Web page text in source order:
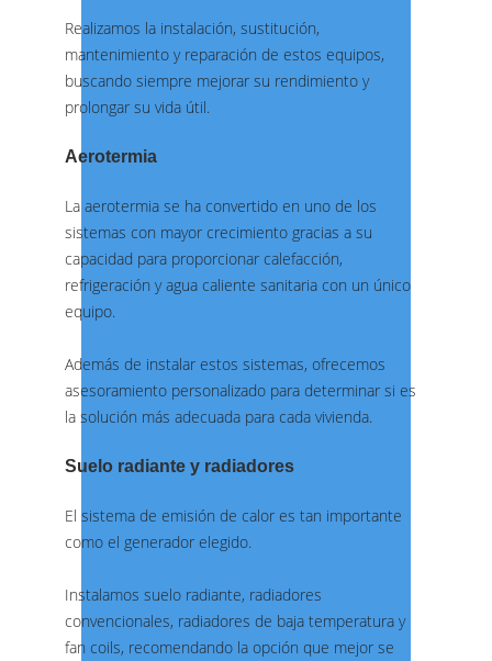
Realizamos la instalación, sustitución,
mantenimiento y reparación de estos equipos,
buscando siempre mejorar su rendimiento y
prolongar su vida útil.
Aerotermia
La aerotermia se ha convertido en uno de los
sistemas con mayor crecimiento gracias a su
capacidad para proporcionar calefacción,
refrigeración y agua caliente sanitaria con un único
equipo.
Además de instalar estos sistemas, ofrecemos
asesoramiento personalizado para determinar si es
la solución más adecuada para cada vivienda.
Suelo radiante y radiadores
El sistema de emisión de calor es tan importante
como el generador elegido.
Instalamos suelo radiante, radiadores
convencionales, radiadores de baja temperatura y
fan coils, recomendando la opción que mejor se